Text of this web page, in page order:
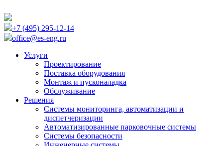
+7 (495) 295-12-14
office@es-eng.ru
Услуги
Проектирование
Поставка оборудования
Монтаж и пусконаладка
Обслуживание
Решения
Системы мониторинга, автоматизации и
диспетчеризации
Автоматизированные парковочные системы
Cистемы безопасности